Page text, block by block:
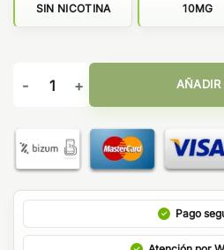
SIN NICOTINA 10MG
NIKO-VAP 50PG/50VG - OIL4VAP
AÑADIR
Pago